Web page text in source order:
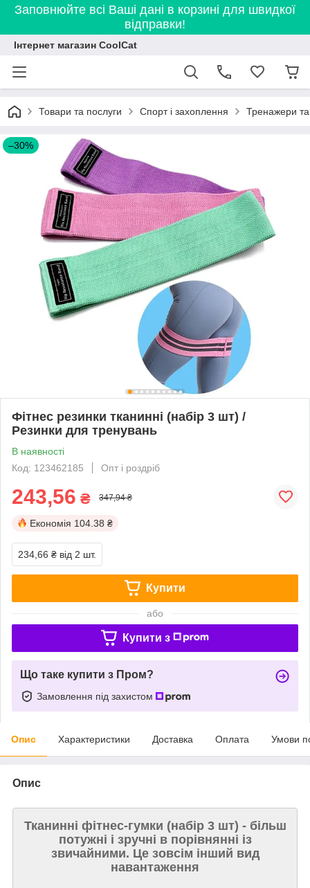
Заповнюйте всі Ваші дані в корзині для швидкої
відправки!
Інтернет магазин CoolCat
Товари та послуги Спорт і захоплення Тренажери
–30%
Фітнес резинки тканинні (набір 3 шт) /
Резинки для тренувань
В наявності
Код: 123462185
Опт і роздріб
243,56 ₴ 347,94 ₴
Економія 104.38 ₴
234,66 ₴ від 2 шт.
Купити
або
Купити з
Що таке купити з Пром?
Замовлення під захистом
Опис Характеристики Доставка Оплата Умови
Опис
Тканинні фітнес-гумки (набір 3 шт) - більш
потужні і зручні в порівнянні із
звичайними. Це зовсім інший вид
навантаження